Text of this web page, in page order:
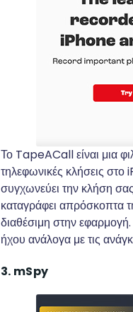
Το TapeACall είναι μια
τηλεφωνικές κλήσεις
συγχωνεύει την κλήση
καταγράφει απρόσκοπτα
διαθέσιμη στην
ήχου ανάλογα με τις
3. mSpy